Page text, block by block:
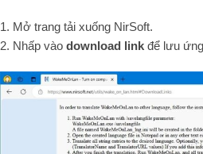
1. Mở trang tải xuống NirSoft.
2. Nhấp vào download link để lưu